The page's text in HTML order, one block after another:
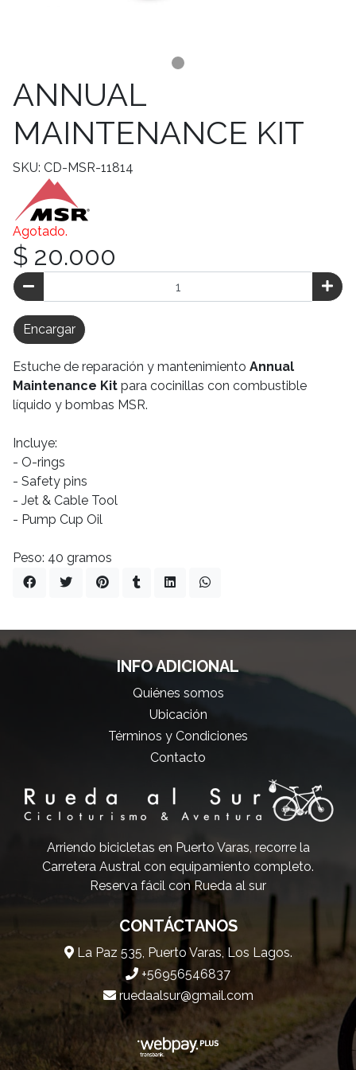
ANNUAL
MAINTENANCE KIT
SKU: CD-MSR-11814
Agotado.
$ 20.000
Encargar
Estuche de reparación y mantenimiento Annual
Maintenance Kit para cocinillas con combustible
líquido y bombas MSR.
Incluye:
- O-rings
- Safety pins
- Jet & Cable Tool
- Pump Cup Oil
Peso: 40 gramos
INFO ADICIONAL
Quiénes somos
Ubicación
Términos y Condiciones
Contacto
Arriendo bicicletas en Puerto Varas, recorre la
Carretera Austral con equipamiento completo.
Reserva fácil con Rueda al sur
CONTÁCTANOS
La Paz 535, Puerto Varas, Los Lagos.
+56956546837
ruedaalsur@gmail.com